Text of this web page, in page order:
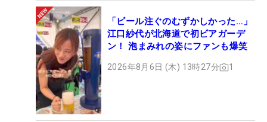
「ビール注ぐのむずかしかった…」
江口紗代が北海道で初ビアガーデ
ン！ 泡まみれの姿にファンも爆笑
2026年8月6日 (木) 13時27分 1